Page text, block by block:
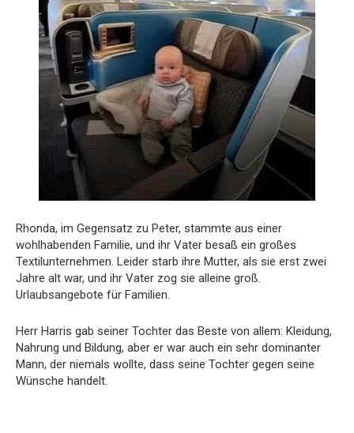
Rhonda, im Gegensatz zu Peter, stammte aus einer
wohlhabenden Familie, und ihr Vater besaß ein großes
Textilunternehmen. Leider starb ihre Mutter, als sie erst zwei
Jahre alt war, und ihr Vater zog sie alleine groß.
Urlaubsangebote für Familien.
Herr Harris gab seiner Tochter das Beste von allem: Kleidung,
Nahrung und Bildung, aber er war auch ein sehr dominanter
Mann, der niemals wollte, dass seine Tochter gegen seine
Wünsche handelt.